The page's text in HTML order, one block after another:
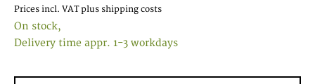
Prices incl. VAT plus shipping costs
On stock,
Delivery time appr. 1-3 workdays